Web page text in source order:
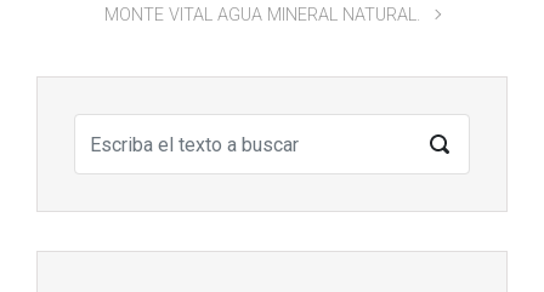
MONTE VITAL AGUA MINERAL NATURAL.